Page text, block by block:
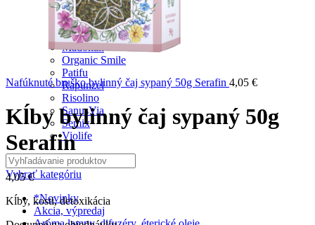
J.Vince
Koldokol
Lucka
Madonan
Organic Smile
Patifu
Rapunzel
Risolino
SanusVia
Semix
Violife
Vybrať kategóriu
*Novinky
Akcia, výpredaj
Nafúknuté bruško bylinný čaj sypaný 50g Serafin 4,05 €
Kĺby bylinný čaj sypaný 50g
Serafin
4,05€
Kĺby, kosti, detoxikácia